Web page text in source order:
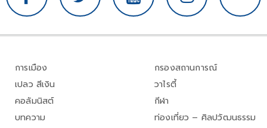
การเมือง
เปลว สีเงิน
คอลัมนิสต์
บทความ
กรองสถานการณ์
วาไรตี้
กีฬา
ท่องเที่ยว – ศิลปวัฒนธรรม